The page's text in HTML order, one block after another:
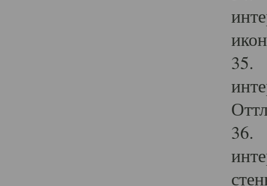
35.
36.